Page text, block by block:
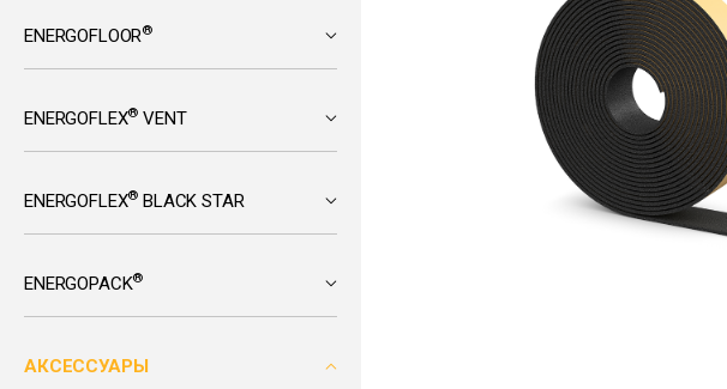
ENERGOFLOOR®
ENERGOFLEX® VENT
ENERGOFLEX® BLACK STAR
ENERGOPACK®
АКСЕССУАРЫ